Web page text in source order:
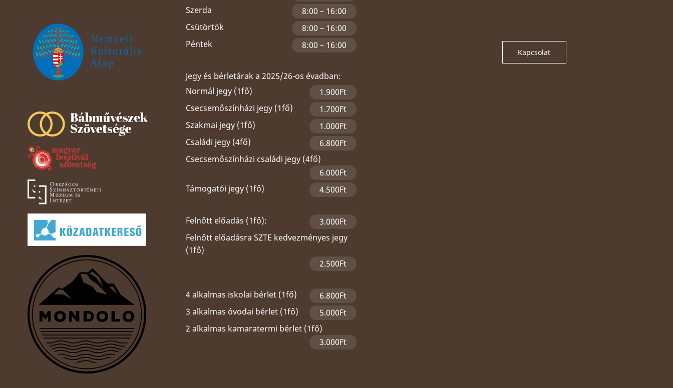
Szerda
8:00 – 16:00
Csütörtök
8:00 – 16:00
Péntek
8:00 – 16:00
Jegy és bérletárak a 2025/26-os évadban:
Normál jegy (1fő)
1.900Ft
Csecsemőszínházi jegy (1fő)
1.700Ft
Szakmai jegy (1fő)
1.000Ft
Családi jegy (4fő)
6.800Ft
Csecsemőszínházi családi jegy (4fő)
6.000Ft
Támogatói jegy (1fő)
4.500Ft
Felnőtt előadás (1fő):
3.000Ft
Felnőtt előadásra SZTE kedvezményes jegy
(1fő)
2.500Ft
4 alkalmas iskolai bérlet (1fő)
6.800Ft
3 alkalmas óvodai bérlet (1fő)
5.000Ft
2 alkalmas kamaratermi bérlet (1fő)
3.000Ft
Kapcsolat